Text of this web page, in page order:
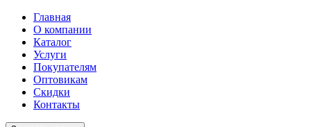
Главная
О компании
Каталог
Услуги
Покупателям
Оптовикам
Скидки
Контакты